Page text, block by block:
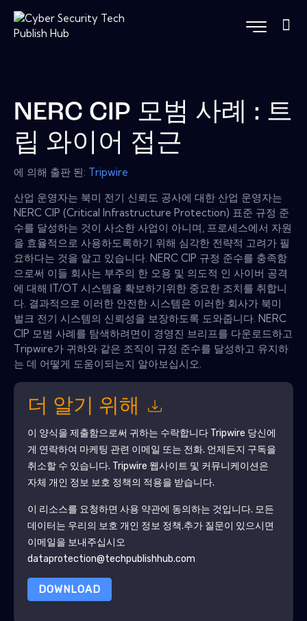
NERC CIP 모범 사례 : 트
립 와이어 접근
에 의해 출판 된: Tripwire
산업 운영자는 북미 전기 신뢰도 공사에 대한 산업 운영자는
NERC CIP (Critical Infrastructure Protection) 표준 규정 준
수를 달성하는 것이 사소한 사업이 아니며, 프로세스에서 자원
을 효율적으로 사용하도록하기 위해 심각한 전략적 고려가 필
요하다는 것을 알고 있습니다. NERC CIP 규정 준수를 충족함
으로써 이들 회사는 부주의 한 오용 및 의도적 인 사이버 공격
에 대해 IT/OT 시스템을 확보하기위한 중요한 조치를 취합니
다. 결과적으로 이러한 안전한 시스템은 이러한 회사가 북미
벌크 전기 시스템의 신뢰성을 보장하도록 도와줍니다. NERC
CIP 모범 사례를 탐색하려면이 경영진 브리프를 다운로드하고
Tripwire가 귀하와 같은 조직이 규정 준수를 달성하고 유지하
는 데 어떻게 도움이되는지 알아보십시오.
더 알기 위해
이 양식을 제출함으로써 귀하는 수락합니다 Tripwire 당신에
게 연락하여 마케팅 관련 이메일 또는 전화. 언제든지 구독을
취소할 수 있습니다. Tripwire 웹사이트 및 커뮤니케이션은
자체 개인 정보 보호 정책의 적용을 받습니다.
이 리소스를 요청하면 사용 약관에 동의하는 것입니다. 모든
데이터는 우리의 보호 개인 정보 정책.추가 질문이 있으시면
이메일을 보내주십시오
dataprotection@techpublishhub.com
DOWNLOAD